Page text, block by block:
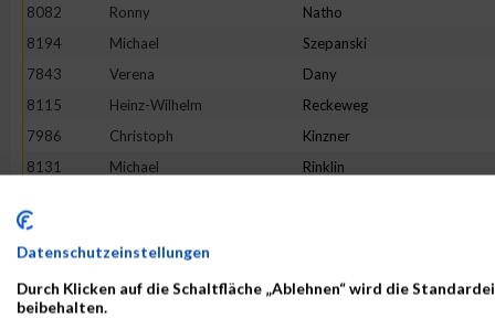
8082
Ronny Natho
8194
Michael Szepanski
7843
Verena Dany
8115
Heinz-Wilhelm Reckeweg
7986
Christoph Kinzner
8131
Michael Rinklin
8224
8053
Saskia
7793
Filip Barisic
Datenschutzeinstellungen
Durch Klicken auf die Schaltfläche „Ablehnen“ wird die
beibehalten.